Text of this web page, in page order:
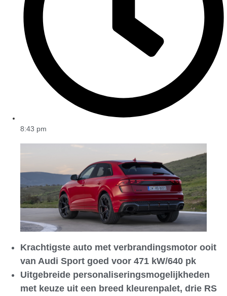
8:43 pm
Krachtigste auto met verbrandingsmotor ooit
van Audi Sport goed voor 471 kW/640 pk
Uitgebreide personaliseringsmogelijkheden
met keuze uit een breed kleurenpalet, drie RS